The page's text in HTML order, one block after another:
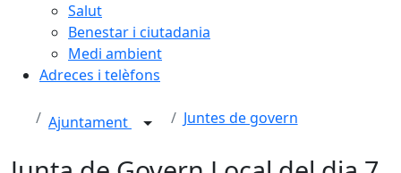
Salut
Benestar i ciutadania
Medi ambient
Adreces i telèfons
Ajuntament Juntes de govern